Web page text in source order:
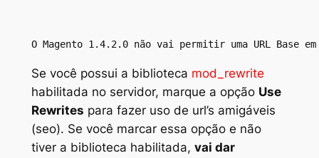
O Magento 1.4.2.0 não vai permitir uma URL
Se você possui a biblioteca mod_rewrite
habilitada no servidor, marque a opção Use
Rewrites para fazer uso de url’s amigáveis
(seo). Se você marcar essa opção e não
tiver a biblioteca habilitada, vai dar